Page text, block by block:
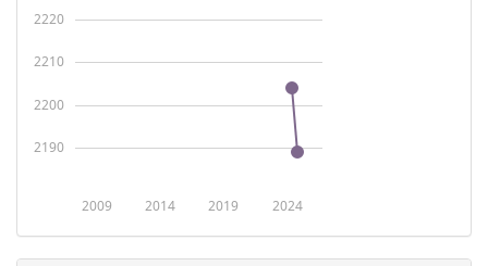
2009 2014 2019 2024
2190
2200
2210
2220